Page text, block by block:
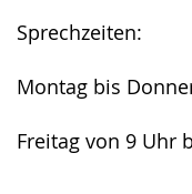
Sprechzeiten:
Montag bis
Freitag von 9 Uhr